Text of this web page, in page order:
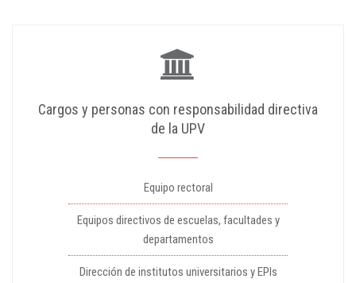
Cargos y personas con responsabilidad directiva
de la UPV
Equipo rectoral
Equipos directivos de escuelas, facultades y
departamentos
Dirección de institutos universitarios y EPIs